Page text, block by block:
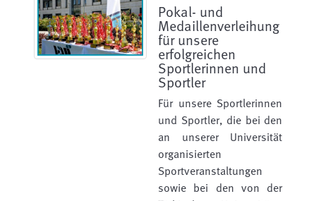
Pokal- und
Medaillenverleihung
für unsere
erfolgreichen
Sportlerinnen und
Sportler
Für unsere Sportlerinnen
und Sportler, die bei den
an unserer Universität
organisierten
Sportveranstaltungen
sowie bei den von der